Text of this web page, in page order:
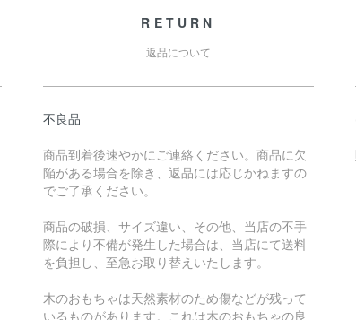
RETURN
返品について
不良品
商品到着後速やかにご連絡ください。商品に欠
陥がある場合を除き、返品には応じかねますの
でご了承ください。
商品の破損、サイズ違い、その他、当店の不手
際により不備が発生した場合は、当店にて送料
を負担し、至急お取り替えいたします。
木のおもちゃは天然素材のため傷などが残って
いるものがあります。これは木のおもちゃの良